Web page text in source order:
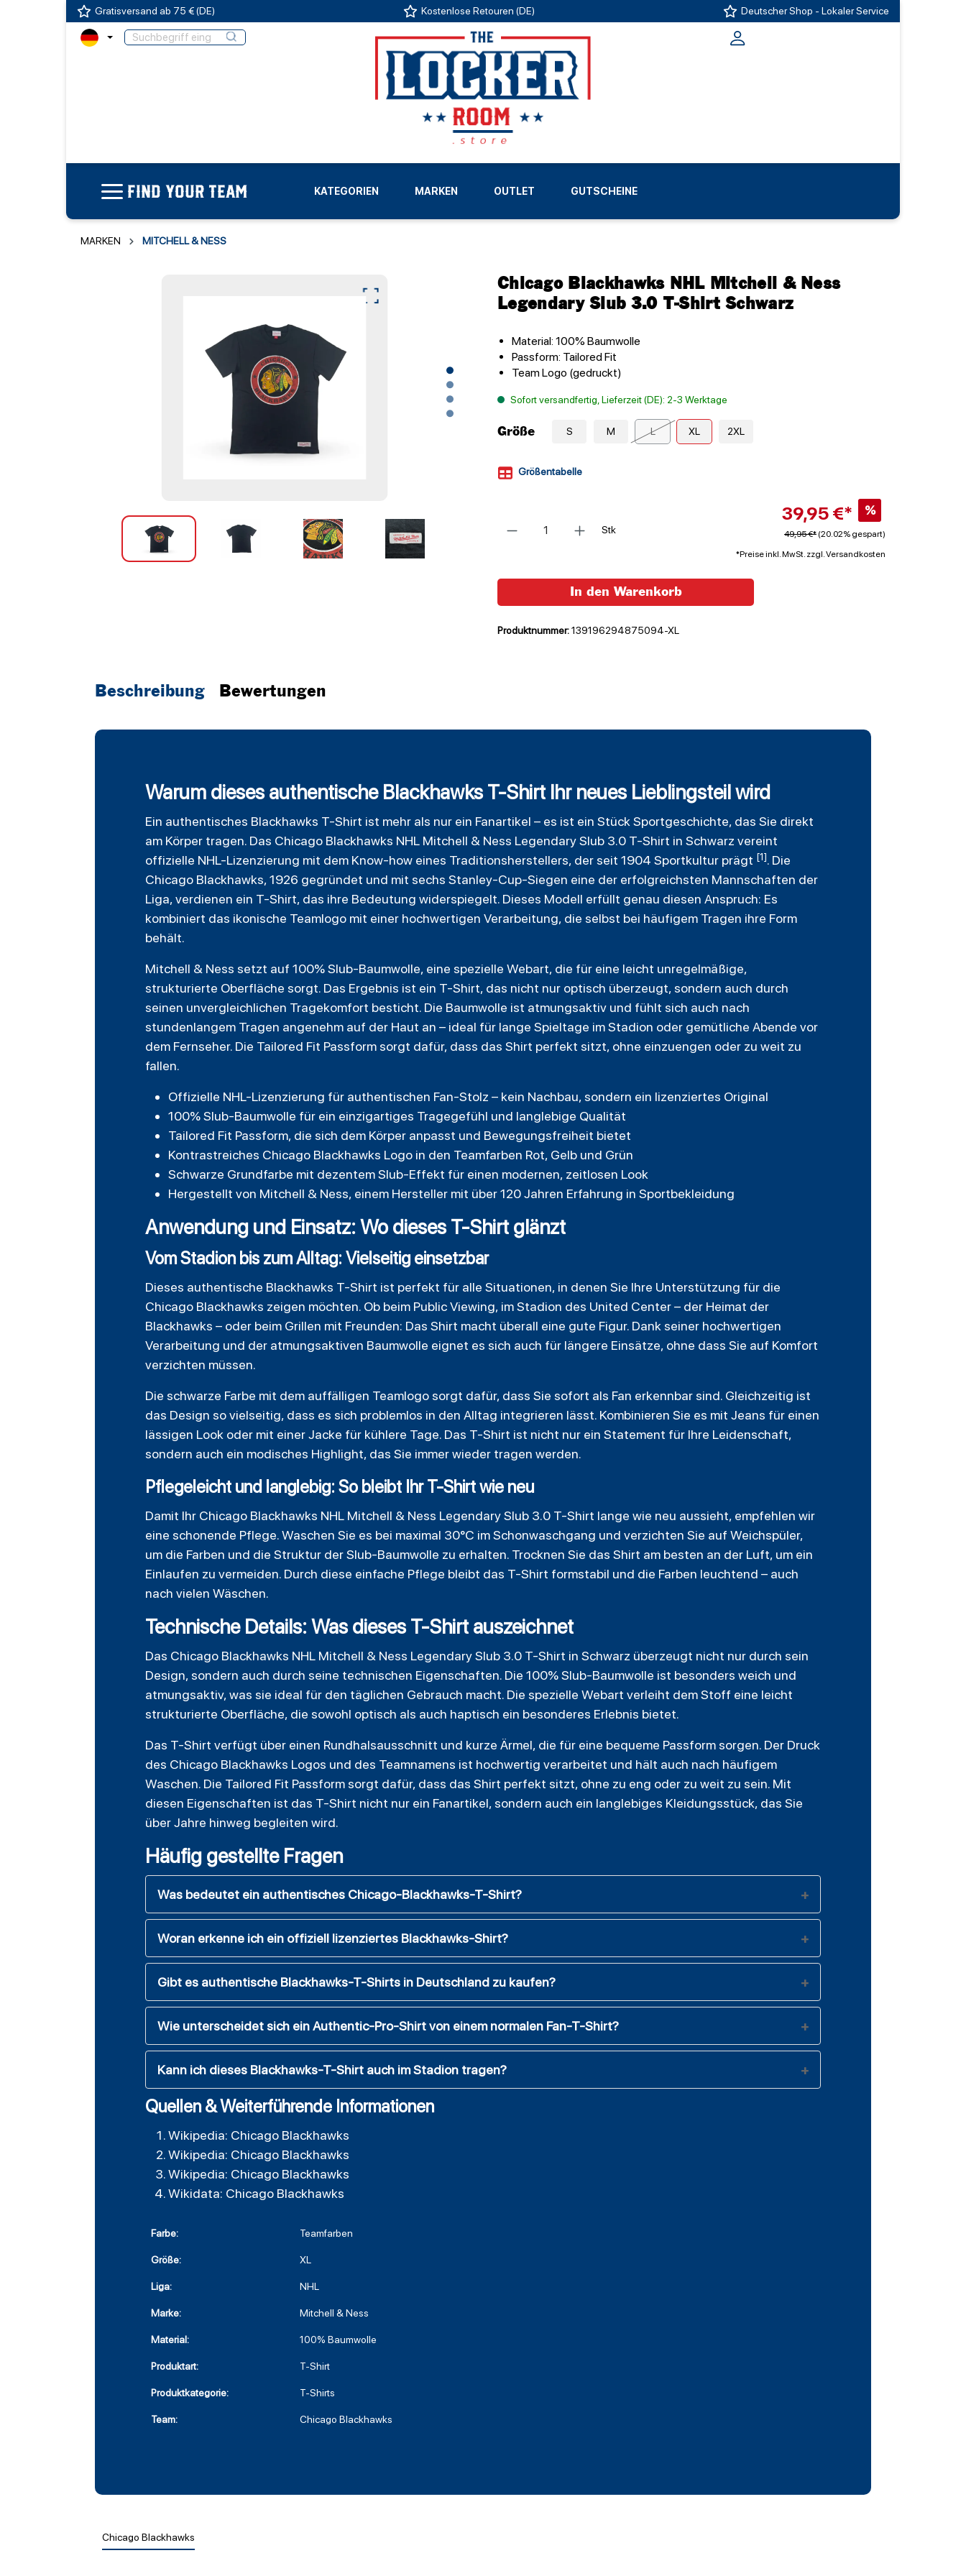
Gratisversand ab 75 € (DE) Kostenlose Retouren (DE) Deutscher Shop - Lokaler Service
FIND YOUR TEAM KATEGORIEN MARKEN
LIGEN
OUTLET GUTSCHEINE
MARKEN MITCHELL & NESS
Chicago Blackhawks NHL Mitchell & Ness
Legendary Slub 3.0 T-Shirt Schwarz
Material: 100% Baumwolle
Passform: Tailored Fit
Team Logo (gedruckt)
Sofort versandfertig, Lieferzeit (DE): 2-3 Werktage
Größe S M L XL 2XL
Größentabelle
Stk
39,95 €* %
49,95 €* (20.02% gespart)
*Preise inkl. MwSt. zzgl. Versandkosten
In den Warenkorb
Produktnummer:139196294875094-XL
Beschreibung Bewertungen
Warum dieses authentische Blackhawks T-Shirt Ihr neues Lieblingsteil wird
Ein authentisches Blackhawks T-Shirt ist mehr als nur ein Fanartikel – es ist ein Stück Sportgeschichte, das Sie direkt
am Körper tragen. Das Chicago Blackhawks NHL Mitchell & Ness Legendary Slub 3.0 T-Shirt in Schwarz vereint
offizielle NHL-Lizenzierung mit dem Know-how eines Traditionsherstellers, der seit 1904 Sportkultur prägt [1]. Die
Chicago Blackhawks, 1926 gegründet und mit sechs Stanley-Cup-Siegen eine der erfolgreichsten Mannschaften der
Liga, verdienen ein T-Shirt, das ihre Bedeutung widerspiegelt. Dieses Modell erfüllt genau diesen Anspruch: Es
kombiniert das ikonische Teamlogo mit einer hochwertigen Verarbeitung, die selbst bei häufigem Tragen ihre Form
behält.
Mitchell & Ness setzt auf 100% Slub-Baumwolle, eine spezielle Webart, die für eine leicht unregelmäßige,
strukturierte Oberfläche sorgt. Das Ergebnis ist ein T-Shirt, das nicht nur optisch überzeugt, sondern auch durch
seinen unvergleichlichen Tragekomfort besticht. Die Baumwolle ist atmungsaktiv und fühlt sich auch nach
stundenlangem Tragen angenehm auf der Haut an – ideal für lange Spieltage im Stadion oder gemütliche Abende vor
dem Fernseher. Die Tailored Fit Passform sorgt dafür, dass das Shirt perfekt sitzt, ohne einzuengen oder zu weit zu
fallen.
Offizielle NHL-Lizenzierung für authentischen Fan-Stolz – kein Nachbau, sondern ein lizenziertes Original
100% Slub-Baumwolle für ein einzigartiges Tragegefühl und langlebige Qualität
Tailored Fit Passform, die sich dem Körper anpasst und Bewegungsfreiheit bietet
Kontrastreiches Chicago Blackhawks Logo in den Teamfarben Rot, Gelb und Grün
Schwarze Grundfarbe mit dezentem Slub-Effekt für einen modernen, zeitlosen Look
Hergestellt von Mitchell & Ness, einem Hersteller mit über 120 Jahren Erfahrung in Sportbekleidung
Anwendung und Einsatz: Wo dieses T-Shirt glänzt
Vom Stadion bis zum Alltag: Vielseitig einsetzbar
Dieses authentische Blackhawks T-Shirt ist perfekt für alle Situationen, in denen Sie Ihre Unterstützung für die
Chicago Blackhawks zeigen möchten. Ob beim Public Viewing, im Stadion des United Center – der Heimat der
Blackhawks – oder beim Grillen mit Freunden: Das Shirt macht überall eine gute Figur. Dank seiner hochwertigen
Verarbeitung und der atmungsaktiven Baumwolle eignet es sich auch für längere Einsätze, ohne dass Sie auf Komfort
verzichten müssen.
Die schwarze Farbe mit dem auffälligen Teamlogo sorgt dafür, dass Sie sofort als Fan erkennbar sind. Gleichzeitig ist
das Design so vielseitig, dass es sich problemlos in den Alltag integrieren lässt. Kombinieren Sie es mit Jeans für einen
lässigen Look oder mit einer Jacke für kühlere Tage. Das T-Shirt ist nicht nur ein Statement für Ihre Leidenschaft,
sondern auch ein modisches Highlight, das Sie immer wieder tragen werden.
Pflegeleicht und langlebig: So bleibt Ihr T-Shirt wie neu
Damit Ihr Chicago Blackhawks NHL Mitchell & Ness LegendarySlub 3.0 T-Shirt lange wie neu aussieht, empfehlen wir
eine schonende Pflege. Waschen Sie es bei maximal 30°C im Schonwaschgang und verzichten Sie auf Weichspüler,
um die Farben und die Struktur der Slub-Baumwolle zu erhalten. Trocknen Sie das Shirt am besten an der Luft, um ein
Einlaufen zu vermeiden. Durch diese einfache Pflege bleibt das T-Shirt formstabil und die Farben leuchtend – auch
nach vielen Wäschen.
Technische Details: Was dieses T-Shirt auszeichnet
Das Chicago Blackhawks NHL Mitchell & Ness Legendary Slub 3.0 T-Shirt in Schwarz überzeugt nicht nur durch sein
Design, sondern auch durch seine technischen Eigenschaften. Die 100% Slub-Baumwolle ist besonders weich und
atmungsaktiv, was sie ideal für den täglichen Gebrauch macht. Die spezielle Webart verleiht dem Stoff eine leicht
strukturierte Oberfläche, die sowohl optisch als auch haptisch ein besonderes Erlebnis bietet.
Das T-Shirt verfügt über einen Rundhalsausschnitt und kurze Ärmel, die für eine bequeme Passform sorgen. Der Druck
des Chicago Blackhawks Logos und des Teamnamens ist hochwertig verarbeitet und hält auch nach häufigem
Waschen. Die Tailored Fit Passform sorgt dafür, dass das Shirt perfekt sitzt, ohne zu eng oder zu weit zu sein. Mit
diesen Eigenschaften ist das T-Shirt nicht nur ein Fanartikel, sondern auch ein langlebiges Kleidungsstück, das Sie
über Jahre hinweg begleiten wird.
Häufig gestellte Fragen
Was bedeutet ein authentisches Chicago-Blackhawks-T-Shirt?
Woran erkenne ich ein offiziell lizenziertes Blackhawks-Shirt?
Gibt es authentische Blackhawks-T-Shirts in Deutschland zu kaufen?
Wie unterscheidet sich ein Authentic-Pro-Shirt von einem normalen Fan-T-Shirt?
Kann ich dieses Blackhawks-T-Shirt auch im Stadion tragen?
Quellen & Weiterführende Informationen
Wikipedia: Chicago Blackhawks
Wikipedia: Chicago Blackhawks
Wikipedia: Chicago Blackhawks
Wikidata: Chicago Blackhawks
Farbe: Teamfarben
Größe: XL
Liga: NHL
Marke: Mitchell & Ness
Material: 100% Baumwolle
Produktart: T-Shirt
Produktkategorie: T-Shirts
Team: Chicago Blackhawks
Chicago Blackhawks